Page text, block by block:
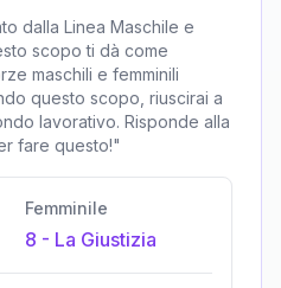
dalla Linea Maschile e
scopo ti dà come
maschili e femminili
questo scopo, riuscirai a
lavorativo. Risponde alla
fare questo!"
Femminile
8 - La Giustizia